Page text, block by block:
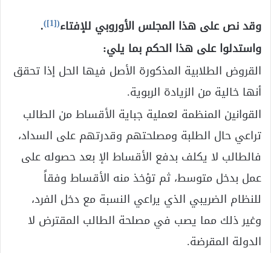
وقد نص على هذا المجلس الأوروبي للإفتاء(
[1]
)
.
واستدلوا على هذا الحكم بما يلي:
القروض الطلابية المذكورة الأصل فيها الحل إذا تحقق
أنها خالية من الزيادة الربوية.
القوانين المنظمة لعملية جباية الأقساط من الطالب
تراعي حال الطلبة ومصلحتهم وقدرتهم على السداد،
فالطالب لا يكلف بدفع الأقساط الإ بعد حصوله على
عمل بدخل متوسط، ثم تؤخذ منه الأقساط وفقاً
للنظام الضريبي الذي يراعي النسبة مع دخل الفرد،
وغير ذلك مما يصب في مصلحة الطالب المقترض لا
الدولة المقرضة.